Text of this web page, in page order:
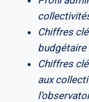
Chiffres
Chiffres
aux